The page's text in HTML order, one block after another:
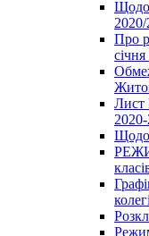
Щодо
2020/
Про
січня
Лист
Щодо